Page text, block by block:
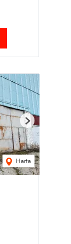
Harta
Next